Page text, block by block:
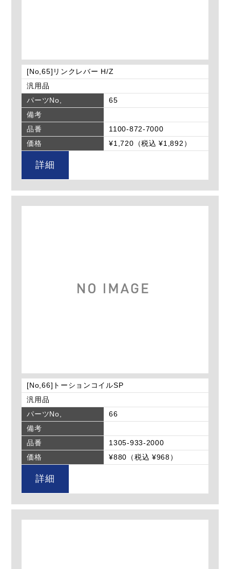
[No,65]リンクレバー H/Z
汎用品
パーツNo,
65
備考
品番
1100-872-7000
価格
¥1,720（税込 ¥1,892）
詳細
[No,66]トーションコイルSP
汎用品
パーツNo,
66
備考
品番
1305-933-2000
価格
¥880（税込 ¥968）
詳細